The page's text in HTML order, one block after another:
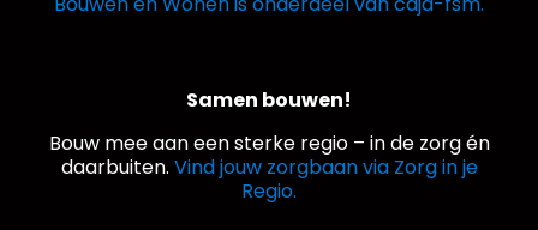
Samen bouwen!
Bouw mee aan een sterke regio – in de zorg én
daarbuiten. Vind jouw zorgbaan via Zorg in je
Regio.